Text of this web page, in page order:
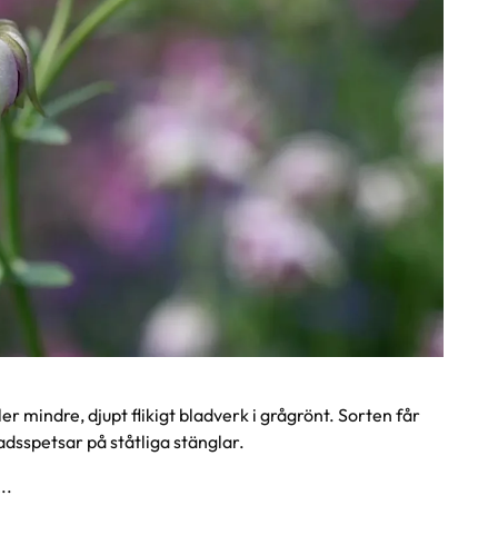
mindre, djupt flikigt bladverk i grågrönt. Sorten får
på ståtliga stänglar.